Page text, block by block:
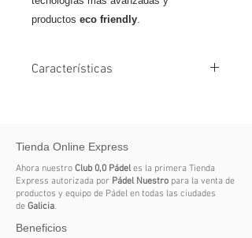
productos eco friendly.
Características
velocidad
MidTouch: garantiza un gran
equilibrio entre golpeos concretos y
tácticos y el dominio de la bola
la bola desde cualquier parte del
Tienda Online Express
Ahora nuestro Club 0,0 Pádel es la primera Tienda
Express autorizada por Pádel Nuestro para la venta de
productos y equipo de Pádel en todas las ciudades
de Galicia.
Beneficios